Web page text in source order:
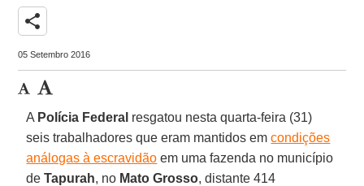
share
05 Setembro 2016
A Polícia Federal resgatou nesta quarta-feira (31)
seis trabalhadores que eram mantidos emcondições
análogas à escravidão em uma fazenda no município
deTapurah, no Mato Grosso, distante 414